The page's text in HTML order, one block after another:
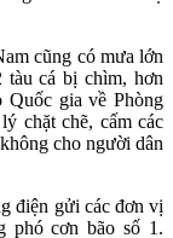
cũng có mưa lớn
tàu cá bị chìm, hơn
Quốc gia về Phòng
chặt chẽ, cấm các
cho người dân
điện gửi các đơn vị
phó cơn bão số 1.